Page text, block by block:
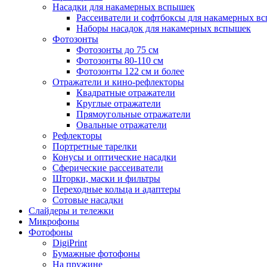
Насадки для накамерных вспышек
Рассеиватели и софтбоксы для накамерных
Наборы насадок для накамерных вспышек
Фотозонты
Фотозонты до 75 см
Фотозонты 80-110 см
Фотозонты 122 см и более
Отражатели и кино-рефлекторы
Квадратные отражатели
Круглые отражатели
Прямоугольные отражатели
Овальные отражатели
Рефлекторы
Портретные тарелки
Конусы и оптические насадки
Сферические рассеиватели
Шторки, маски и фильтры
Переходные кольца и адаптеры
Сотовые насадки
Слайдеры и тележки
Микрофоны
Фотофоны
DigiPrint
Бумажные фотофоны
На пружине